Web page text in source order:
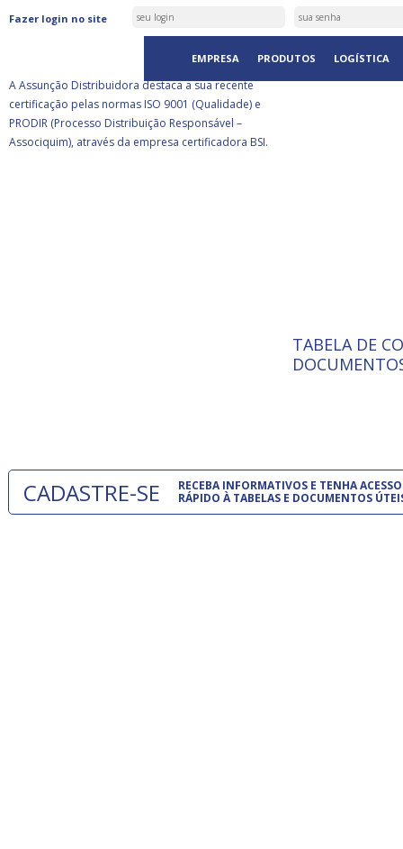
Fazer login no site
EMPRESA PRODUTOS LOGÍSTICA
ASSUNÇÃO DISTRIBUIDORA É
CERTIFICADA PELA BSI
A Assunção Distribuidora destaca a sua recente
certificação pelas normas ISO 9001 (Qualidade) e
PRODIR (Processo Distribuição Responsável –
Associquim), através da empresa certificadora BSI.
ISO 9001:
A
TABELA DE
CADASTRE-SE
RECEBA INFORMATIVOS E TENHA ACESSO
RÁPIDO À TABELAS E DOCUMENTOS